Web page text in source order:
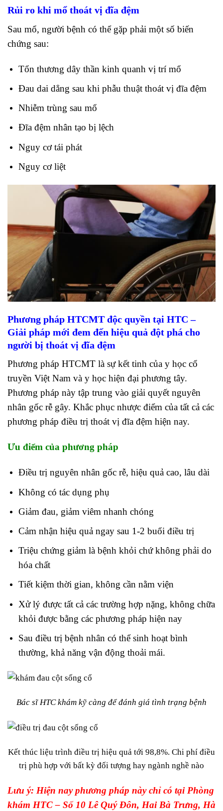
Rủi ro khi mổ thoát vị đĩa đệm
Sau mổ, người bệnh có thể gặp phải một số biến
chứng sau:
Tổn thương dây thần kinh quanh vị trí mổ
Đau dai dẳng sau khi phẫu thuật thoát vị đĩa đệm
Nhiễm trùng sau mổ
Đĩa đệm nhân tạo bị lệch
Nguy cơ tái phát
Nguy cơ liệt
Phương pháp HTCMT độc quyền tại HTC –
Giải pháp mới đem đến hiệu quả đột phá cho
người bị thoát vị đĩa đệm
Phương pháp HTCMT là sự kết tinh của y học cổ
truyền Việt Nam và y học hiện đại phương tây.
Phương pháp này tập trung vào giải quyết nguyên
nhân gốc rễ gây. Khắc phục nhược điểm của tất cả các
phương pháp điều trị thoát vị đĩa đệm hiện nay.
Ưu điểm của phương pháp
Điều trị nguyên nhân gốc rễ, hiệu quả cao, lâu dài
Không có tác dụng phụ
Giảm đau, giảm viêm nhanh chóng
Cảm nhận hiệu quả ngay sau 1-2 buổi điều trị
Triệu chứng giảm là bệnh khỏi chứ không phải do
hóa chất
Tiết kiệm thời gian, không cần nằm viện
Xử lý được tất cả các trường hợp nặng, không chữa
khỏi được bằng các phương pháp hiện nay
Sau điều trị bệnh nhân có thể sinh hoạt bình
thường, khả năng vận động thoải mái.
Bác sĩ HTC khám kỹ càng để đánh giá tình trạng bệnh
Kết thúc liệu trình điều trị hiệu quả tới 98,8%. Chi phí điều
trị phù hợp với bất kỳ đối tượng hay ngành nghề nào
Lưu ý: Hiện nay phương pháp này chỉ có tại Phòng
khám HTC – Số 10 Lê Quý Đôn, Hai Bà Trưng, Hà